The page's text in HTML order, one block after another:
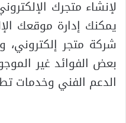
لإنشاء متجرك
يمكنك إدارة موقعك
شركة متجر
بعض الفوائد غير
الدعم الفني وخدمات